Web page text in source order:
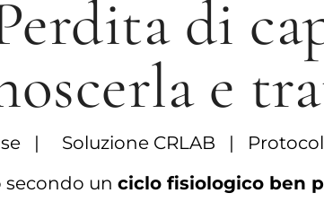
di
e
| Soluzione CRLAB |
secondo un ciclo fisiologico ben